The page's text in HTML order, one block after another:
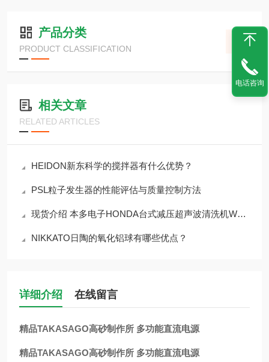
产品分类
PRODUCT CLASSIFICATION
相关文章
RELATED ARTICLES
HEIDON新东科学的搅拌器有什么优势？
PSL粒子发生器的性能评估与质量控制方法
现货介绍 本多电子HONDA台式减压超声波清洗机WV-231-S1
NIKKATO日陶的氧化铝球有哪些优点？
详细介绍 在线留言
精品TAKASAGO高砂制作所 多功能直流电源
精品TAKASAGO高砂制作所 多功能直流电源
电话咨询